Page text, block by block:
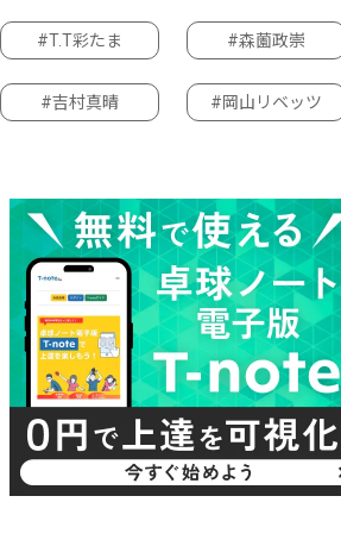
#T.T彩たま #森薗政崇
#吉村真晴 #岡山リベッツ